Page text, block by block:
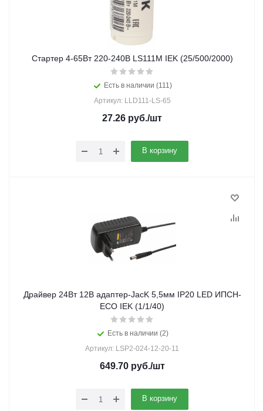
Стартер 4-65Вт 220-240В LS111М IEK (25/500/2000)
Есть в наличии (111)
Артикул: LLD111-LS-65
27.26 руб./шт
В корзину
Драйвер 24Вт 12В адаптер-JacK 5,5мм IP20 LED ИПСН-
ECO IEK (1/1/40)
Есть в наличии (2)
Артикул: LSP2-024-12-20-11
649.70руб./шт
В корзину